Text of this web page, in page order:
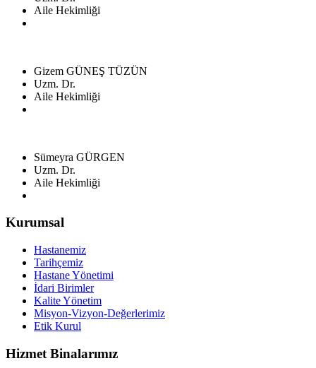
Aile Hekimliği
Gizem GÜNEŞ TÜZÜN
Uzm. Dr.
Aile Hekimliği
Sümeyra GÜRGEN
Uzm. Dr.
Aile Hekimliği
Kurumsal
Hastanemiz
Tarihçemiz
Hastane Yönetimi
İdari Birimler
Kalite Yönetim
Misyon-Vizyon-Değerlerimiz
Etik Kurul
Hizmet Binalarımız